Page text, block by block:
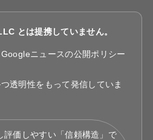
とは提携していません。
ニュースの公開ポリシー
透明性をもって発信していま
評価しやすい「信頼構造」で